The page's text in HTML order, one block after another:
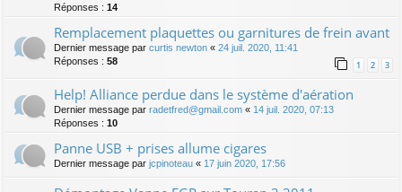
Réponses : 14
Remplacement plaquettes ou garnitures de frein avant
Dernier message par curtis newton « 24 juil. 2020, 11:41
Réponses : 58 1 2 3
Help! Alliance perdue dans le système d'aération
Dernier message par radetfred@gmail.com « 14 juil. 2020, 07:13
Réponses : 10
Panne USB + prises allume cigares
Dernier message par jcpinoteau « 17 juin 2020, 17:56